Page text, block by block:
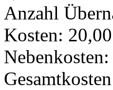
Anzahl
Kosten: